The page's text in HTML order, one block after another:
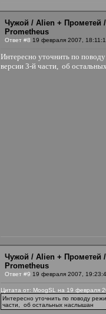
Чужой / Alien + Прометей /
Prometheus
Ответ #8 19 февраля 2007,
Интересно уточнить по
версии 3-й части, об
Чужой / Alien + Прометей /
Prometheus
Ответ #9 19 февраля 2007,
Цитата от: MoogSL на 19 февраля
Интересно уточнить по поводу
части, об остальных наслышан